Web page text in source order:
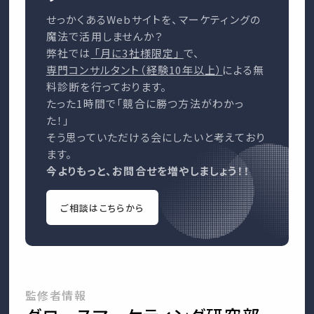
せっかくあるWebサイトを、マーケティングの
魔法で活用しませんか？
弊社では 「月に3社様限定」 で、
専門コンサルタント（経験10年以上） による無
料診断を行っております。
たった1時間で「競合に勝つ方法がわかっ
た！」
そう思っていただける会にしたいと考えており
ます。
今よりもっと、お問合せを増やしましょう！！
ご相談はこちらから
監修者情報